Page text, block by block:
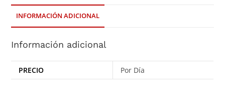
INFORMACIÓN ADICIONAL
Información adicional
PRECIO Por Día